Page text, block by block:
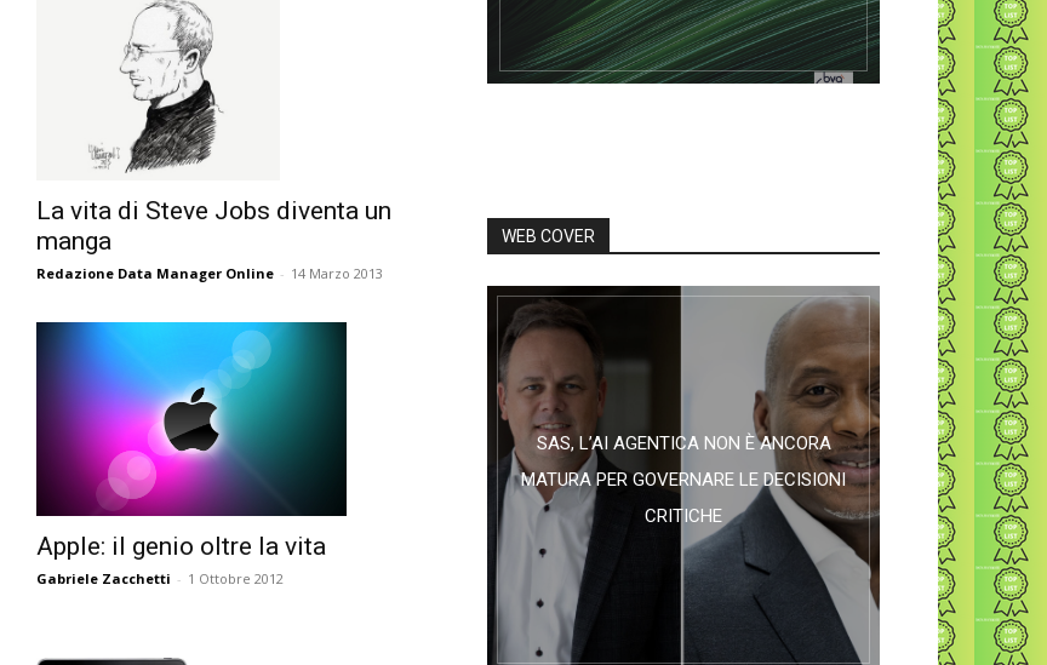
La vita di Steve Jobs diventa un
manga
Redazione Data Manager Online - 14 Marzo 2013
Apple: il genio oltre la vita
Gabriele Zacchetti - 1 Ottobre 2012
WEB COVER
SAS, L’AI AGENTICA NON È ANCORA
MATURA PER GOVERNARE LE DECISIONI
CRITICHE